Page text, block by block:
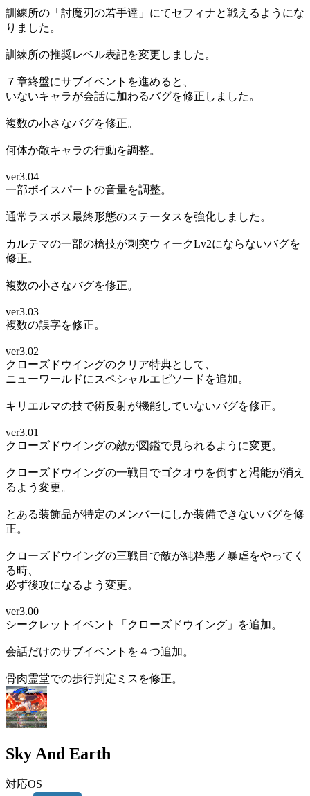
訓練所の「討魔刃の若手達」にてセフィナと戦えるようにな
りました。
訓練所の推奨レベル表記を変更しました。
７章終盤にサブイベントを進めると、
いないキャラが会話に加わるバグを修正しました。
複数の小さなバグを修正。
何体か敵キャラの行動を調整。
ver3.04
一部ボイスパートの音量を調整。
通常ラスボス最終形態のステータスを強化しました。
カルテマの一部の槍技が刺突ウィークLv2にならないバグを
修正。
複数の小さなバグを修正。
ver3.03
複数の誤字を修正。
ver3.02
クローズドウイングのクリア特典として、
ニューワールドにスペシャルエピソードを追加。
キリエルマの技で術反射が機能していないバグを修正。
ver3.01
クローズドウイングの敵が図鑑で見られるように変更。
クローズドウイングの一戦目でゴクオウを倒すと渇能が消え
るよう変更。
とある装飾品が特定のメンバーにしか装備できないバグを修
正。
クローズドウイングの三戦目で敵が純粋悪ノ暴虐をやってく
る時、
必ず後攻になるよう変更。
ver3.00
シークレットイベント「クローズドウイング」を追加。
会話だけのサブイベントを４つ追加。
骨肉霊堂での歩行判定ミスを修正。
Sky And Earth
対応OS